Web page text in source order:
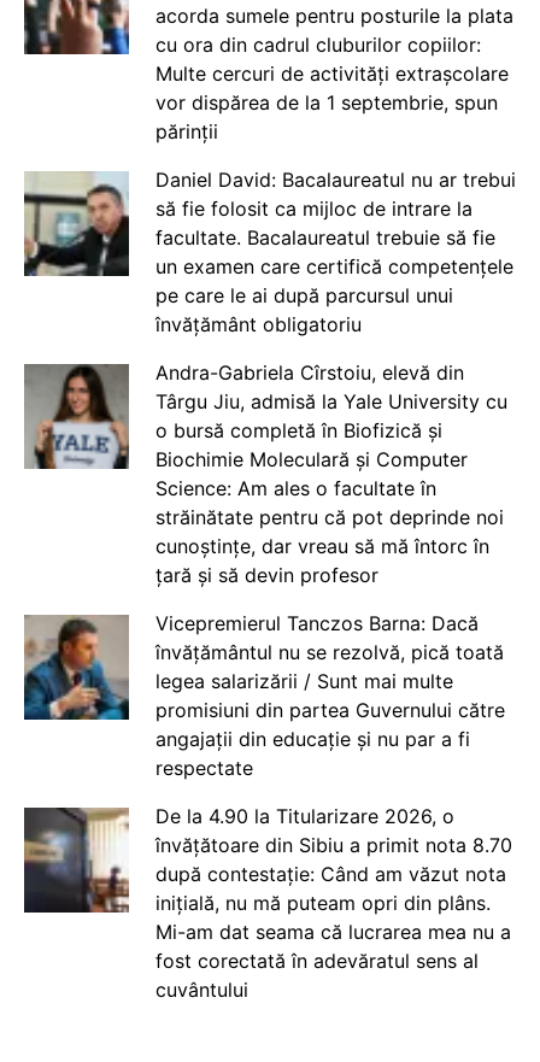
acorda sumele pentru posturile la plata
cu ora din cadrul cluburilor copiilor:
Multe cercuri de activități extrașcolare
vor dispărea de la 1 septembrie, spun
părinții
Daniel David: Bacalaureatul nu ar trebui
să fie folosit ca mijloc de intrare la
facultate. Bacalaureatul trebuie să fie
un examen care certifică competențele
pe care le ai după parcursul unui
învățământ obligatoriu
Andra-Gabriela Cîrstoiu, elevă din
Târgu Jiu, admisă la Yale University cu
o bursă completă în Biofizică și
Biochimie Moleculară și Computer
Science: Am ales o facultate în
străinătate pentru că pot deprinde noi
cunoștințe, dar vreau să mă întorc în
țară și să devin profesor
Vicepremierul Tanczos Barna: Dacă
învățământul nu se rezolvă, pică toată
legea salarizării / Sunt mai multe
promisiuni din partea Guvernului către
angajații din educație și nu par a fi
respectate
De la 4.90 la Titularizare 2026, o
învățătoare din Sibiu a primit nota 8.70
după contestație: Când am văzut nota
inițială, nu mă puteam opri din plâns.
Mi-am dat seama că lucrarea mea nu a
fost corectată în adevăratul sens al
cuvântului